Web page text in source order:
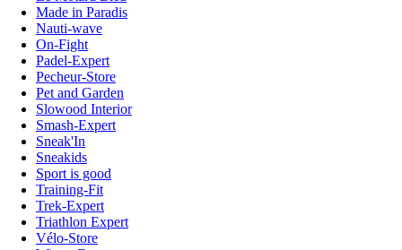
Made in Paradis
Nauti-wave
On-Fight
Padel-Expert
Pecheur-Store
Pet and Garden
Slowood Interior
Smash-Expert
Sneak'In
Sneakids
Sport is good
Training-Fit
Trek-Expert
Triathlon Expert
Vélo-Store